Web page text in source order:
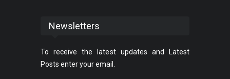
Newsletters
To receive the latest updates and Latest
Posts enter your email.